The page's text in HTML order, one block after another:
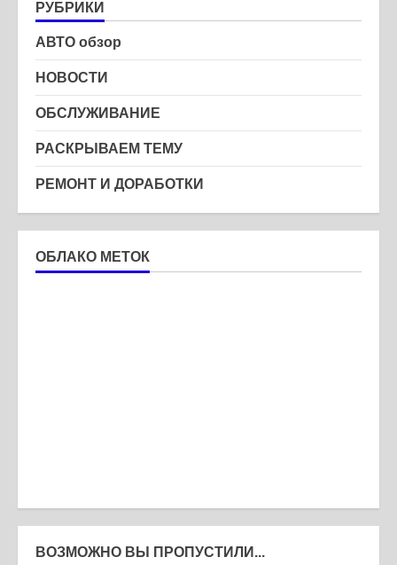
РУБРИКИ
АВТО обзор
НОВОСТИ
ОБСЛУЖИВАНИЕ
РАСКРЫВАЕМ ТЕМУ
РЕМОНТ И ДОРАБОТКИ
ОБЛАКО МЕТОК
ВОЗМОЖНО ВЫ ПРОПУСТИЛИ...